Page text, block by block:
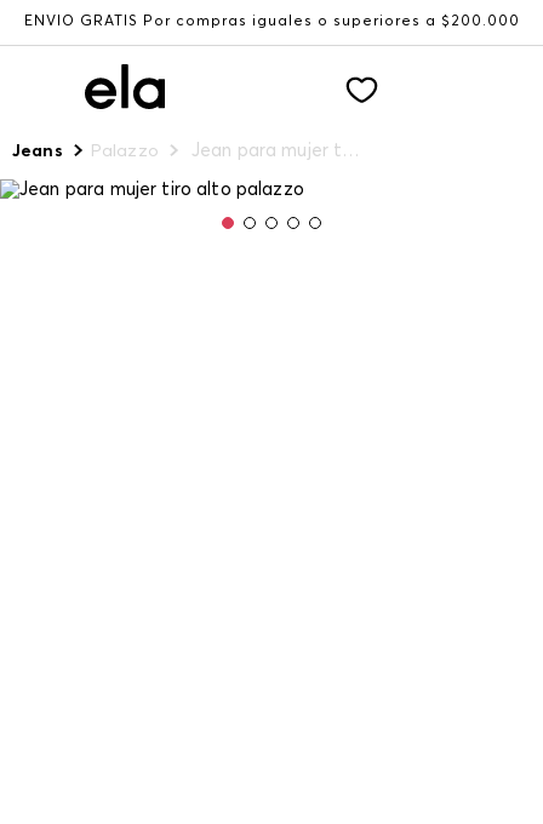
ENVÍO GRATIS Por compras iguales o superiores a $200.000
Jeans Palazzo Jean para mujer tiro alto palazzo